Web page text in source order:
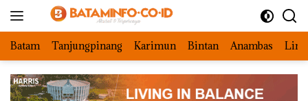
Batam Tanjungpinang Karimun Bintan Anambas